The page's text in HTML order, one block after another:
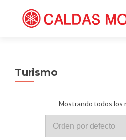
Turismo
Mostrando todos los